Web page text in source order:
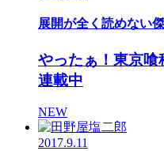
展開が全く読めない
やったぁ！東京喰
連載中
NEW
2017.9.11